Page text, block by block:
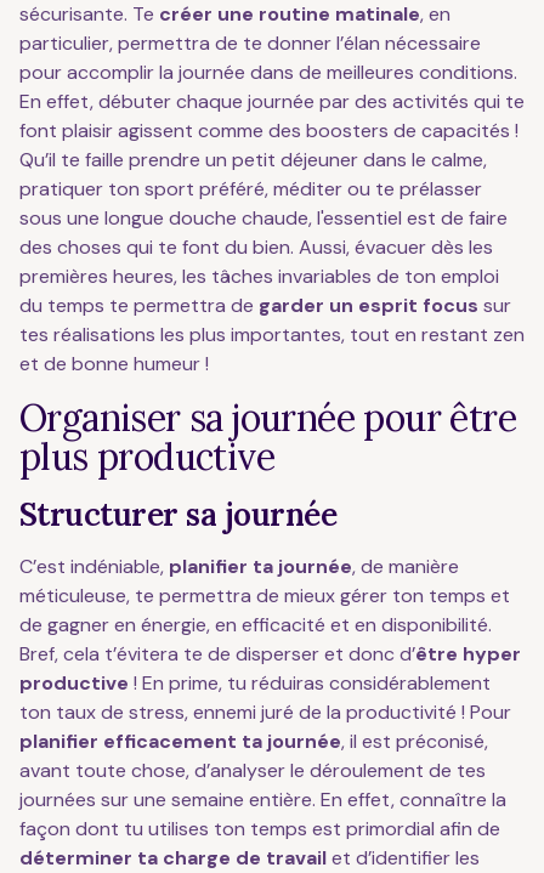
sécurisante. Te créer une routine matinale, en
particulier, permettra de te donner l’élan nécessaire
pour accomplir la journée dans de meilleures conditions.
En effet, débuter chaque journée par des activités qui te
font plaisir agissent comme des boosters de capacités !
Qu’il te faille prendre un petit déjeuner dans le calme,
pratiquer ton sport préféré, méditer ou te prélasser
sous une longue douche chaude, l'essentiel est de faire
des choses qui te font du bien. Aussi, évacuer dès les
premières heures, les tâches invariables de ton emploi
du temps te permettra de garder un esprit focus sur
tes réalisations les plus importantes, tout en restant zen
et de bonne humeur !
Organiser sa journée pour être
plus productive
Structurer sa journée
C’est indéniable, planifier ta journée, de manière
méticuleuse, te permettra de mieux gérer ton temps et
de gagner en énergie, en efficacité et en disponibilité.
Bref, cela t’évitera te de disperser et donc d’être hyper
productive ! En prime, tu réduiras considérablement
ton taux de stress, ennemi juré de la productivité ! Pour
planifier efficacement ta journée, il est préconisé,
avant toute chose, d’analyser le déroulement de tes
journées sur une semaine entière. En effet, connaître la
façon dont tu utilises ton temps est primordial afin de
déterminer ta charge de travailet d’identifier les